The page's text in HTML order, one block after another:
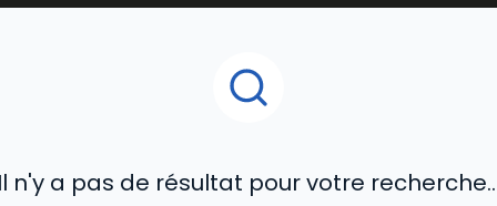
Il n'y a pas de résultat pour votre